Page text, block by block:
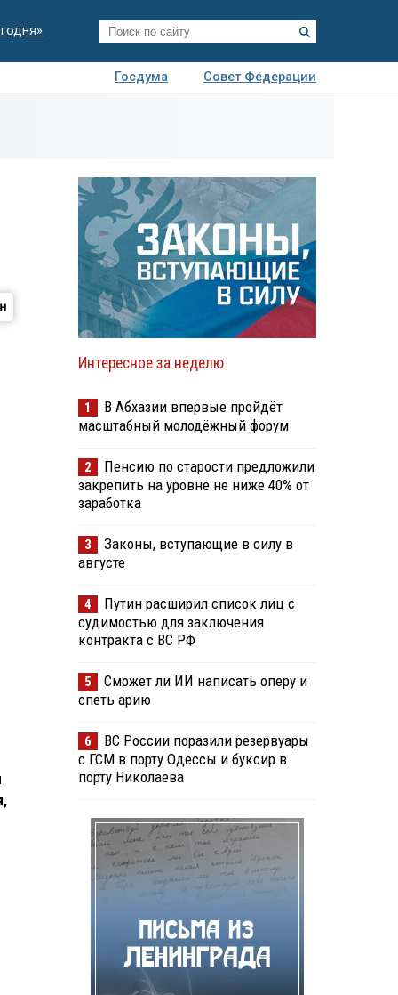
Госдума
Совет Федерации
Интересное за неделю
1
В Абхазии впервые пройдёт
масштабный молодёжный форум
2
Пенсию по старости предложили
закрепить на уровне не ниже 40% от
заработка
3
Законы, вступающие в силу в
августе
4
Путин расширил список лиц с
судимостью для заключения
контракта с ВС РФ
5
Сможет ли ИИ написать оперу и
спеть арию
6
ВС России поразили резервуары
с ГСМ в порту Одессы и буксир в
порту Николаева